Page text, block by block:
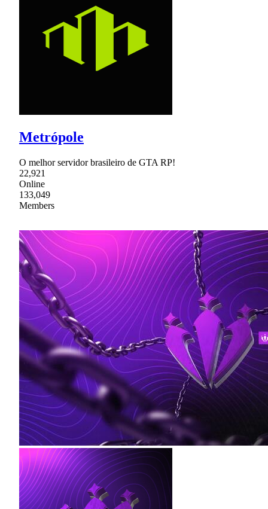
Metrópole
O melhor servidor brasileiro de GTA RP!
22,921
Online
133,049
Members